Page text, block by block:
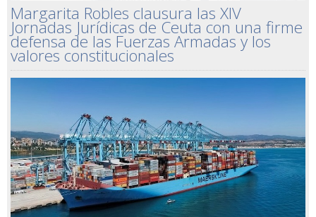
Margarita Robles clausura las XIV
Jornadas Jurídicas de Ceuta con una firme
defensa de las Fuerzas Armadas y los
valores constitucionales